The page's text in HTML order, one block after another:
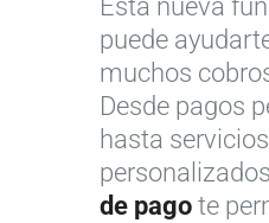
Esta nueva
puede
muchos
Desde pagos
hasta servicios
de pago te